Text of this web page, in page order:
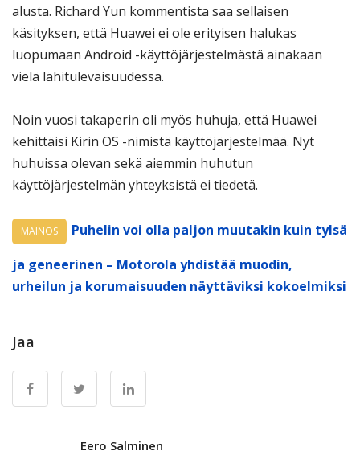
alusta. Richard Yun kommentista saa sellaisen
käsityksen, että Huawei ei ole erityisen halukas
luopumaan Android -käyttöjärjestelmästä ainakaan
vielä lähitulevaisuudessa.
Noin vuosi takaperin oli myös huhuja, että Huawei
kehittäisi Kirin OS -nimistä käyttöjärjestelmää. Nyt
huhuissa olevan sekä aiemmin huhutun
käyttöjärjestelmän yhteyksistä ei tiedetä.
MAINOS
Puhelin voi olla paljon muutakin kuin tylsä
ja geneerinen – Motorola yhdistää muodin,
urheilun ja korumaisuuden näyttäviksi kokoelmiksi
Jaa
Eero Salminen